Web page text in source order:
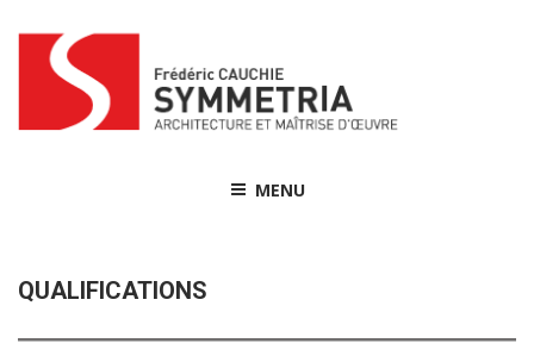
content
MENU
QUALIFICATIONS